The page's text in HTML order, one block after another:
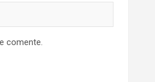
comente.